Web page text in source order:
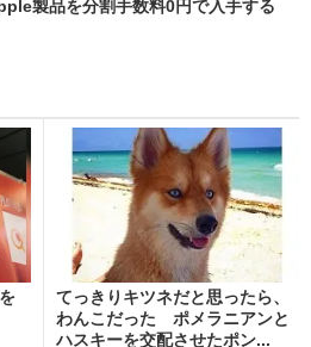
製品を分割手数料0円で入手する
てっきりキツネだと思ったら、
わんこだった ポメラニアンと
ハスキーを交配させたポン...